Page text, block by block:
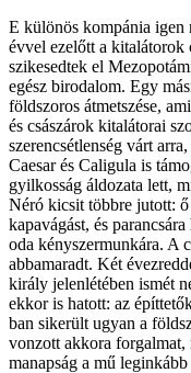
E különös kompánia
évvel ezelőtt a kitalátorok
szikesedtek el
egész birodalom. Egy
földszoros átmetszése,
és császárok kitalátorai
szerencsétlenség várt
Caesar és Caligula is
gyilkosság áldozata lett,
Néró kicsit többre jutott: ő
kapavágást, és
oda kényszermunkára. A
abbamaradt. Két
király jelenlétében ismét
ekkor is hatott: az
ban sikerült ugyan a
vonzott akkora
manapság a mű